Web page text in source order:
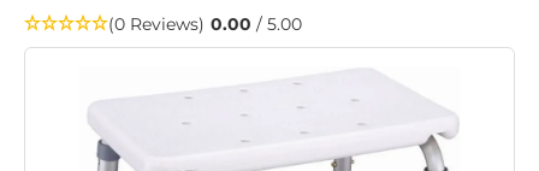
(0 Reviews) 0.00 / 5.00